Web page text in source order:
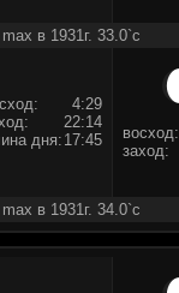
в 1931г. 33.0`c
4:29
22:14
дня:17:45 восход:
заход:
в 1931г. 34.0`c